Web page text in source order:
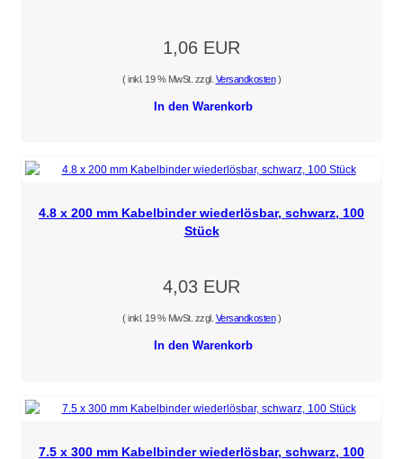
1,06 EUR
( inkl. 19 % MwSt. zzgl. Versandkosten)
In den Warenkorb
4.8 x 200 mm Kabelbinder wiederlösbar, schwarz, 100
Stück
4,03 EUR
( inkl. 19 % MwSt. zzgl. Versandkosten)
In den Warenkorb
7.5 x 300 mm Kabelbinder wiederlösbar, schwarz, 100